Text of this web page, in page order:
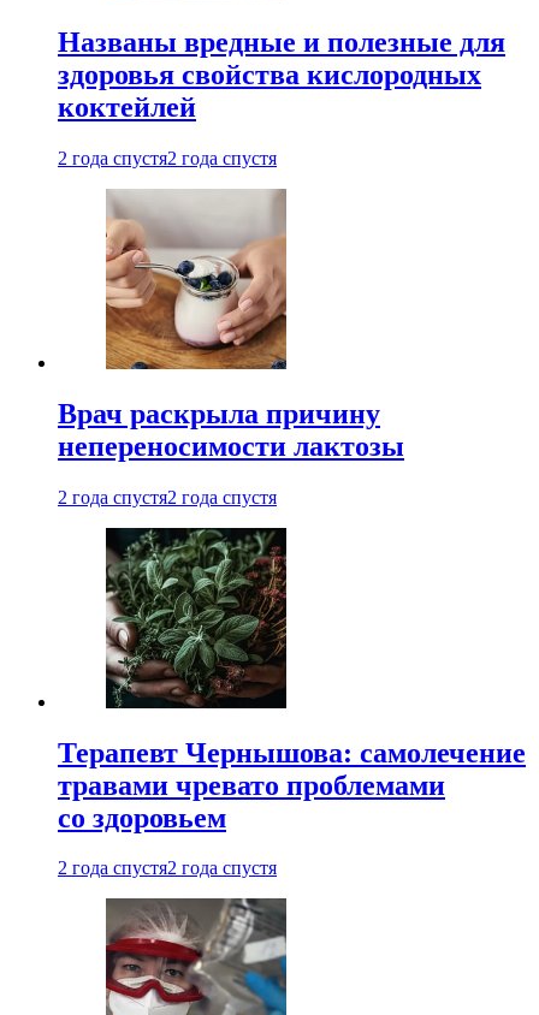
Названы вредные и полезные для
здоровья свойства кислородных
коктейлей
2 года спустя2 года спустя
Врач раскрыла причину
непереносимости лактозы
2 года спустя2 года спустя
Терапевт Чернышова: самолечение
травами чревато проблемами
со здоровьем
2 года спустя2 года спустя